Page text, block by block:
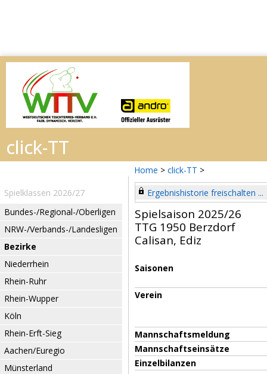
Home > click-TT >
Spielklassen 2026/27
Bundes-/Regional-/Oberligen
NRW-/Verbands-/Landesligen
Bezirke
Niederrhein
Rhein-Ruhr
Rhein-Wupper
Köln
Rhein-Erft-Sieg
Aachen/Euregio
Münsterland
Ergebnishistorie freischalten ...
Spielsaison 2025/26
TTG 1950 Berzdorf
Calisan, Ediz
Saisonen
Verein
Mannschaftsmeldung
Mannschaftseinsätze
Einzelbilanzen